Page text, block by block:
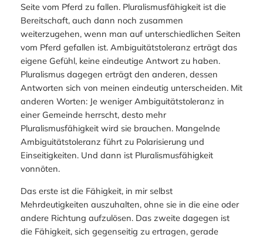
Seite vom Pferd zu fallen. Pluralismusfähigkeit ist die
Bereitschaft, auch dann noch zusammen
weiterzugehen, wenn man auf unterschiedlichen Seiten
vom Pferd gefallen ist. Ambiguitätstoleranz erträgt das
eigene Gefühl, keine eindeutige Antwort zu haben.
Pluralismus dagegen erträgt den anderen, dessen
Antworten sich von meinen eindeutig unterscheiden. Mit
anderen Worten: Je weniger Ambiguitätstoleranz in
einer Gemeinde herrscht, desto mehr
Pluralismusfähigkeit wird sie brauchen. Mangelnde
Ambiguitätstoleranz führt zu Polarisierung und
Einseitigkeiten. Und dann ist Pluralismusfähigkeit
vonnöten.
Das erste ist die Fähigkeit, in mir selbst
Mehrdeutigkeiten auszuhalten, ohne sie in die eine oder
andere Richtung aufzulösen. Das zweite dagegen ist
die Fähigkeit, sich gegenseitig zu ertragen, gerade